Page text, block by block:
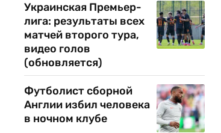
Украинская Премьер-
лига: результаты всех
матчей второго тура,
видео голов
(обновляется)
Футболист сборной
Англии избил человека
в ночном клубе